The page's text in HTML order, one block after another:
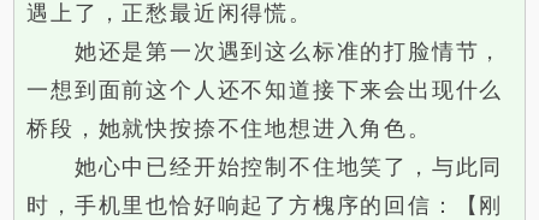
遇上了，正愁最近闲得慌。
她还是第一次遇到这么标准的打脸情节，
一想到面前这个人还不知道接下来会出现什么
桥段，她就快按捺不住地想进入角色。
她心中已经开始控制不住地笑了，与此同
时，手机里也恰好响起了方槐序的回信：【刚